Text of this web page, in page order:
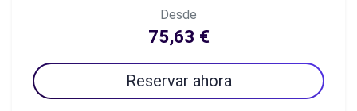
Desde
75,63 €
Reservar ahora